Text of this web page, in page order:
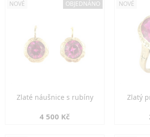
NOVÉ OBJEDNÁNO
Zlaté náušnice s rubíny
4 500 Kč
NOVÉ
Zlatý